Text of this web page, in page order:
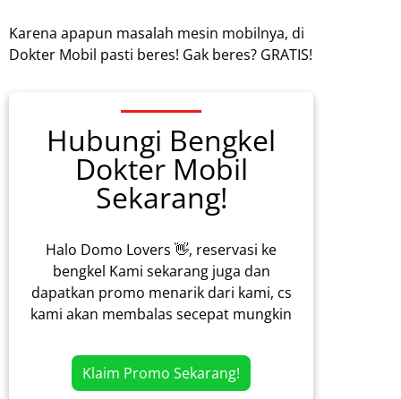
Karena apapun masalah mesin mobilnya, di
Dokter Mobil pasti beres! Gak beres? GRATIS!
Hubungi Bengkel
Dokter Mobil
Sekarang!
Halo Domo Lovers 👋, reservasi ke
bengkel Kami sekarang juga dan
dapatkan promo menarik dari kami, cs
kami akan membalas secepat mungkin
Klaim Promo Sekarang!